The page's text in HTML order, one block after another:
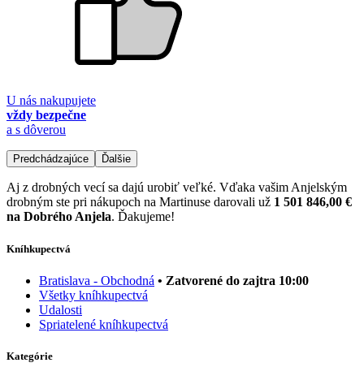
U nás nakupujete
vždy bezpečne
a s dôverou
Predchádzajúce Ďalšie
Aj z drobných vecí sa dajú urobiť veľké. Vďaka vašim Anjelským
drobným ste pri nákupoch na Martinuse darovali už 1 501 846,00 €
na Dobrého Anjela. Ďakujeme!
Kníhkupectvá
Bratislava - Obchodná • Zatvorené do zajtra 10:00
Všetky kníhkupectvá
Udalosti
Spriatelené kníhkupectvá
Kategórie